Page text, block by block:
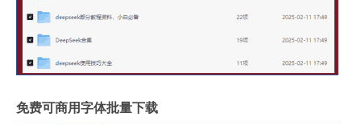
免费可商用字体批量下载